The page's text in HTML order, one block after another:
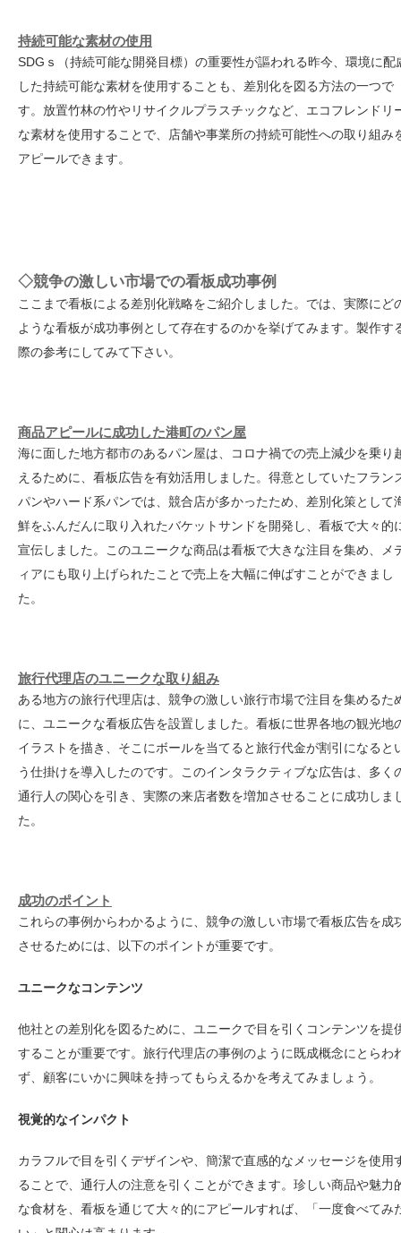
持続可能な素材の使用
SDGｓ（持続可能な開発目標）の重要性が謳われる昨今、環境に配
した持続可能な素材を使用することも、差別化を図る方法の一つで
す。放置竹林の竹やリサイクルプラスチックなど、エコフレンドリ
な素材を使用することで、店舗や事業所の持続可能性への取り組み
アピールできます。
◇競争の激しい市場での看板成功事例
ここまで看板による差別化戦略をご紹介しました。では、実際にど
ような看板が成功事例として存在するのかを挙げてみます。製作す
際の参考にしてみて下さい。
商品アピールに成功した港町のパン屋
海に面した地方都市のあるパン屋は、コロナ禍での売上減少を乗り
えるために、看板広告を有効活用しました。得意としていたフラン
パンやハード系パンでは、競合店が多かったため、差別化策として
鮮をふんだんに取り入れたバケットサンドを開発し、看板で大々的
宣伝しました。このユニークな商品は看板で大きな注目を集め、メ
ィアにも取り上げられたことで売上を大幅に伸ばすことができまし
た。
旅行代理店のユニークな取り組み
ある地方の旅行代理店は、競争の激しい旅行市場で注目を集めるた
に、ユニークな看板広告を設置しました。看板に世界各地の観光地
イラストを描き、そこにボールを当てると旅行代金が割引になると
う仕掛けを導入したのです。このインタラクティブな広告は、多く
通行人の関心を引き、実際の来店者数を増加させることに成功しま
た。
成功のポイント
これらの事例からわかるように、競争の激しい市場で看板広告を成
させるためには、以下のポイントが重要です。
ユニークなコンテンツ
他社との差別化を図るために、ユニークで目を引くコンテンツを提
することが重要です。旅行代理店の事例のように既成概念にとらわ
ず、顧客にいかに興味を持ってもらえるかを考えてみましょう。
視覚的なインパクト
カラフルで目を引くデザインや、簡潔で直感的なメッセージを使用
ることで、通行人の注意を引くことができます。珍しい商品や魅力
な食材を、看板を通じて大々的にアピールすれば、「一度食べてみ